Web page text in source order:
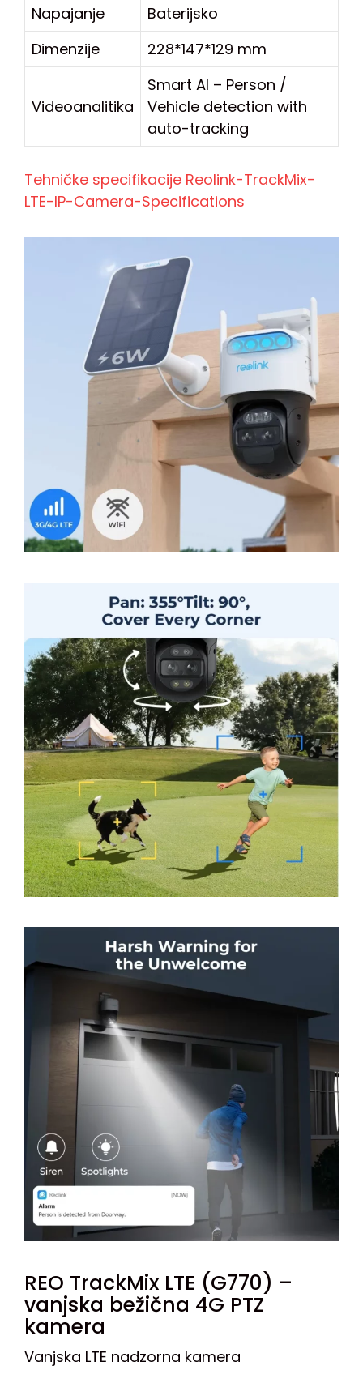
Napajanje
Baterijsko
Dimenzije
228*147*129 mm
Videoanalitika
Smart AI – Person /
Vehicle detection with
auto-tracking
Tehničke specifikacije Reolink-TrackMix-
LTE-IP-Camera-Specifications
REO TrackMix LTE (G770) –
vanjska bežična 4G PTZ
kamera
Vanjska LTE nadzorna kamera